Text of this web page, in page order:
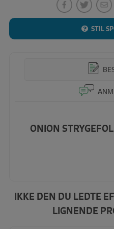
STIL
ONION
IKKE DEN DU LEDTE
LIGNENDE